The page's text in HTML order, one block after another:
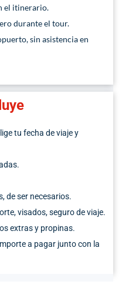
el itinerario.
durante el tour.
sin asistencia en
tu fecha de viaje y
de ser necesarios.
visados, seguro de viaje.
extras y propinas.
a pagar junto con la